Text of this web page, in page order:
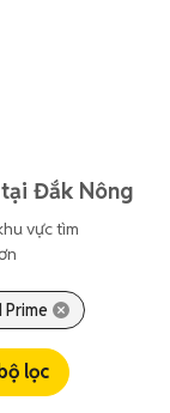
Đắk Nông
vực tìm
Prime
lọc